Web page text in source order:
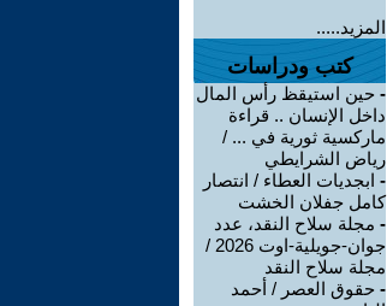
المزيد.....
كتب ودراسات
- حين استيقظ رأس المال
داخل الإنسان .. قراءة
ماركسية ثورية في ... /
رياض الشرايطي
- ابجديات العطاء / انتصار
كامل جفلان الخشت
- مجلة سلاح النقد، عدد
جوان-جويلية-اوت 2026 /
مجلة سلاح النقد
- حقوق العصر / أحمد